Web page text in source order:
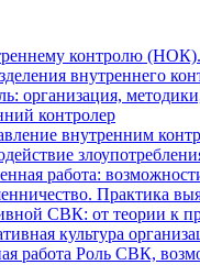
контролю
внутреннего
организация,
контролер
внутренним
работа:
Практика
СВК: от теории к
культура
работа Роль СВК,